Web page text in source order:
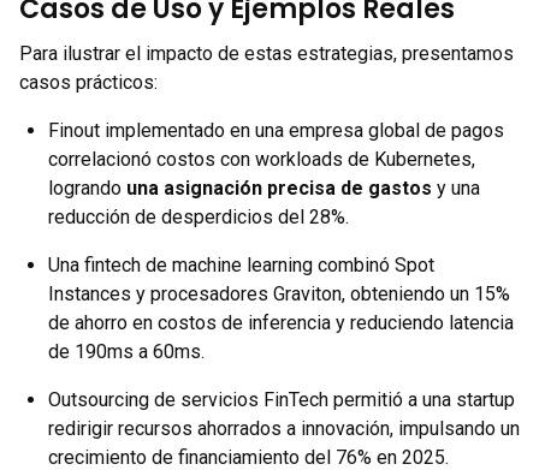
Casos de Uso y Ejemplos Reales
Para ilustrar el impacto de estas estrategias, presentamos
casos prácticos:
Finout implementado en una empresa global de pagos
correlacionó costos con workloads de Kubernetes,
logrando una asignación precisa de gastos y una
reducción de desperdicios del 28%.
Una fintech de machine learning combinó Spot
Instances y procesadores Graviton, obteniendo un 15%
de ahorro en costos de inferencia y reduciendo latencia
de 190ms a 60ms.
Outsourcing de servicios FinTech permitió a una startup
redirigir recursos ahorrados a innovación, impulsando un
crecimiento de financiamiento del 76% en 2025.